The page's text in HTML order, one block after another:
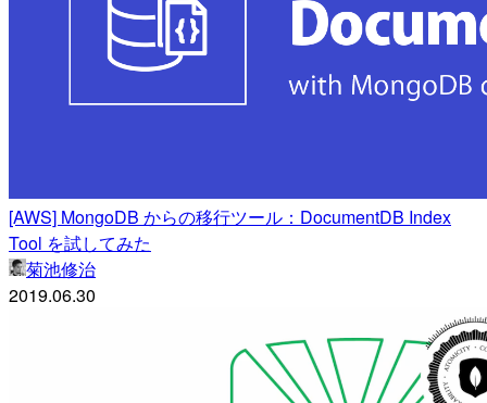
[AWS] MongoDB からの移行ツール：DocumentDB Index
Tool を試してみた
菊池修治
2019.06.30